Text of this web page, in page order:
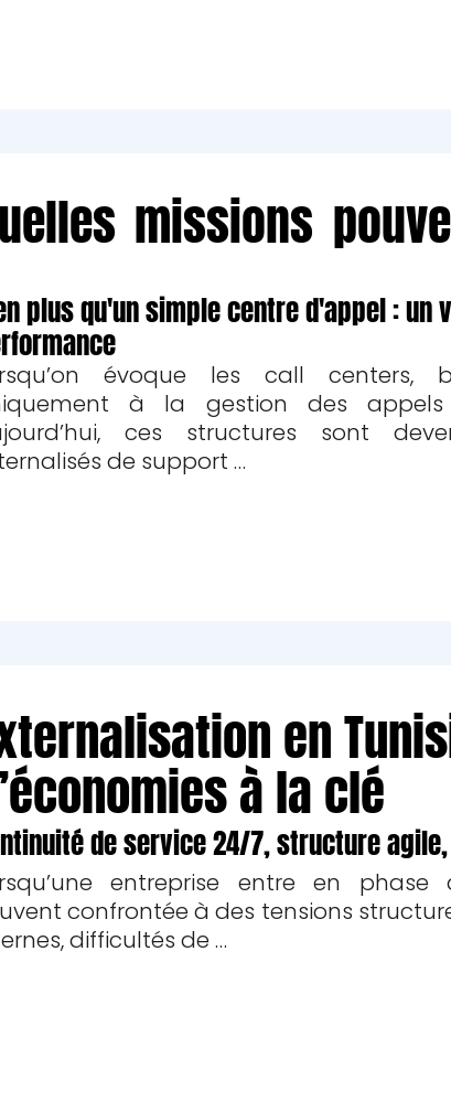
missions
plus qu'un simple centre d'appel : un
évoque les call centers,
à la gestion des
ces structures sont
de support …
en
à la clé
de service 24/7, structure
entreprise entre en phase
confrontée à des tensions
difficultés de …